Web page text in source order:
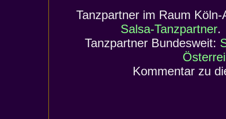
Tanzpartner im Raum Köln-
Salsa-Tanzpartner.
Tanzpartner Bundesweit:
Kommentar zu